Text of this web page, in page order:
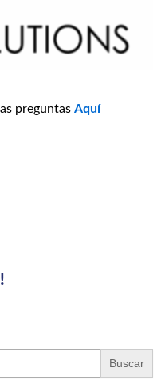
preguntas Aquí